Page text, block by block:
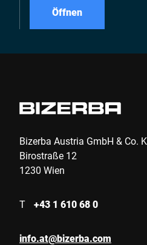
Öffnen
Bizerba Austria GmbH & Co.
Birostraße 12
1230 Wien
T +43 1 610 68 0
info.at@bizerba.com